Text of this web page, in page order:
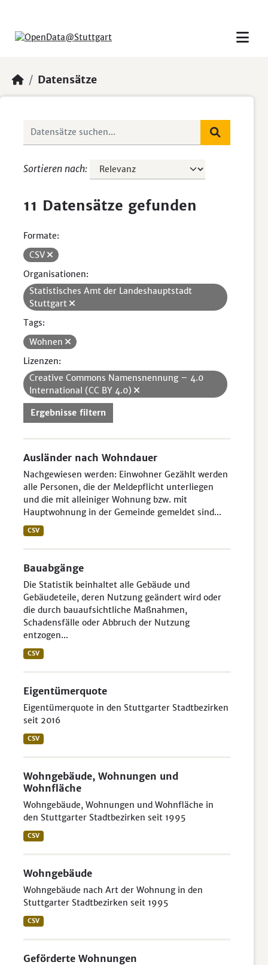
Datensätze
Sortieren nach
11 Datensätze gefunden
Formate:
CSV
Organisationen:
Statistisches Amt der Landeshauptstadt
Stuttgart
Tags:
Wohnen
Lizenzen:
Creative Commons Namensnennung – 4.0
International (CC BY 4.0)
Ergebnisse filtern
Ausländer nach Wohndauer
Nachgewiesen werden: Einwohner Gezählt werden
alle Personen, die der Meldepflicht unterliegen
und die mit alleiniger Wohnung bzw. mit
Hauptwohnung in der Gemeinde gemeldet sind...
CSV
Bauabgänge
Die Statistik beinhaltet alle Gebäude und
Gebäudeteile, deren Nutzung geändert wird oder
die durch bauaufsichtliche Maßnahmen,
Schadensfälle oder Abbruch der Nutzung
entzogen...
CSV
Eigentümerquote
Eigentümerquote in den Stuttgarter Stadtbezirken
seit 2016
CSV
Wohngebäude, Wohnungen und
Wohnfläche
Wohngebäude, Wohnungen und Wohnfläche in
den Stuttgarter Stadtbezirken seit 1995
CSV
Wohngebäude
Wohngebäude nach Art der Wohnung in den
Stuttgarter Stadtbezirken seit 1995
CSV
Geförderte Wohnungen